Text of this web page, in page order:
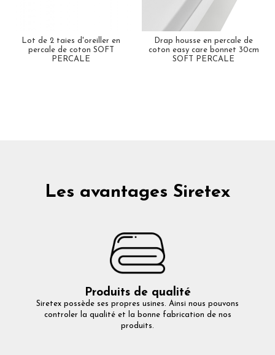
Lot de 2 taies d'oreiller en
percale de coton SOFT
PERCALE
Drap housse en percale de
coton easy care bonnet 30cm
SOFT PERCALE
Les avantages Siretex
Produits de qualité
Siretex possède ses propres usines. Ainsi nous pouvons
controler la qualité et la bonne fabrication de nos
produits.